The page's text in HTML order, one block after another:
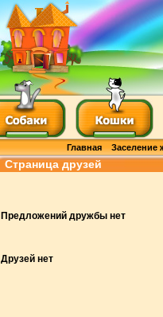
Главная Заселение
Страница друзей
Предложений дружбы нет
Друзей нет